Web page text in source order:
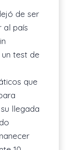
de ser
al país
test de
que
llegada